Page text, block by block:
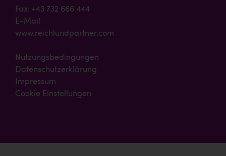
Fax: +43 732 666 444
E-Mail
www.reichlundpartner.com
Nutzungsbedingungen
Datenschutzerklärung
Impressum
Cookie Einstellungen